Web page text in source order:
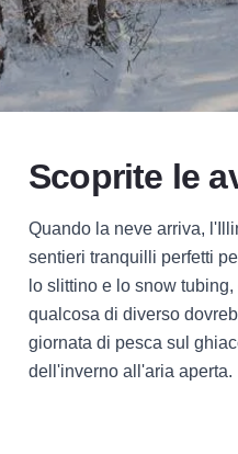
Scoprite le
Quando la neve arriva,
sentieri tranquilli perfetti
lo slittino e lo snow
qualcosa di diverso
giornata di pesca sul
dell'inverno all'aria aperta.